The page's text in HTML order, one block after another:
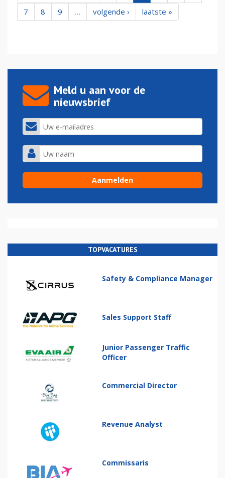
7
8 9 … volgende › laatste »
Meld u aan voor de
nieuwsbrief
TOPVACATURES
Safety & Compliance Manager
Sales Support Staff
Junior Passenger Traffic
Officer
Commercial Director
Revenue Analyst
Commissaris